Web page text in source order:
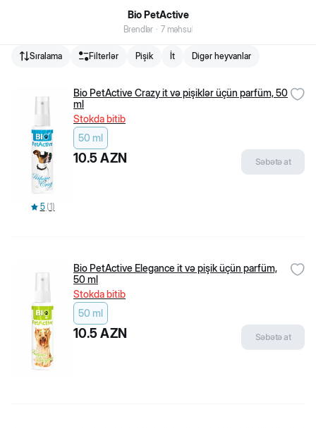
Bio PetActive
Brendlər · 7məhsul
Sıralama Filterlər Pişik İt Digər heyvanlar
5 (1)
Bio PetActive Crazy it və pişiklər üçün parfüm, 50
ml
Stokda bitib
50 ml
10.5 AZN Səbətə at
Bio PetActive Elegance it və pişik üçün parfüm,
50 ml
Stokda bitib
50 ml
10.5 AZN Səbətə at
zoomagazin və zoomarketdir.
:2006199541
876 994 50 400 08 76
Biopet Shop
Haqqımızda
Çatdırılma və qaytarılma
Məxfilik siyasəti
Müştəri xidmətləri
Hər gün 10:00-19:00
Filiallarımız